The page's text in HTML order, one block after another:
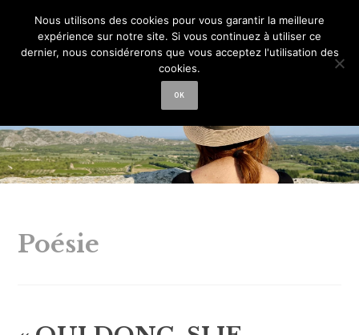
La femme aux
semelles de vent
Poésie
Nous utilisons des cookies pour vous garantir la meilleure
expérience sur notre site. Si vous continuez à utiliser ce
dernier, nous considérerons que vous acceptez l'utilisation des
cookies.
OK